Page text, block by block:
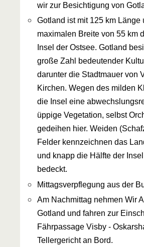
wir zur Besichtigung von
Gotland ist mit 125 km Länge
maximalen Breite von 55 km
Insel der Ostsee. Gotland
große Zahl bedeutender
darunter die Stadtmauer von
Kirchen. Wegen des milden
die Insel eine
üppige Vegetation, selbst
gedeihen hier. Weiden
Felder kennzeichnen das
und knapp die Hälfte der
bedeckt.
Mittagsverpflegung aus der
Am Nachmittag nehmen Wir
Gotland und fahren zur
Fährpassage Visby -
Tellergericht an Bord.